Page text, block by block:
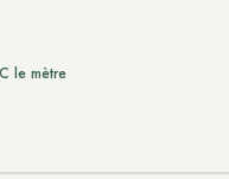
le mètre